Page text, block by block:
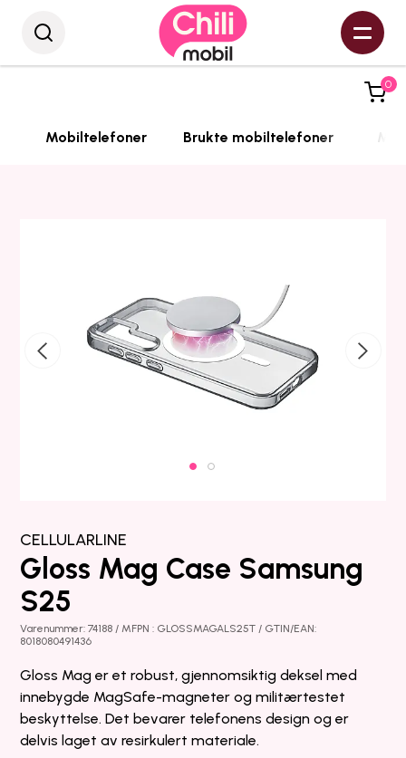
0
Mobiltelefoner Brukte mobiltelefoner
CELLULARLINE
Gloss Mag Case Samsung
S25
Varenummer: 74188 / MFPN : GLOSSMAGALS25T / GTIN/EAN:
8018080491436
Gloss Mag er et robust, gjennomsiktig deksel med
innebygde MagSafe-magneter og militærtestet
beskyttelse. Det bevarer telefonens design og er
delvis laget av resirkulert materiale.